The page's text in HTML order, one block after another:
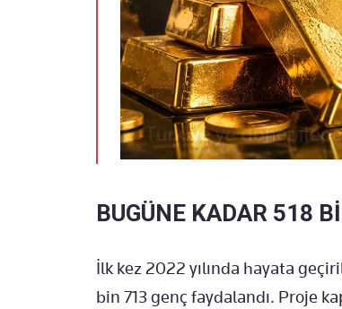
BUGÜNE KADAR 518
İlk kez 2022 yılında hayata
bin 713 genç faydalandı. Proje